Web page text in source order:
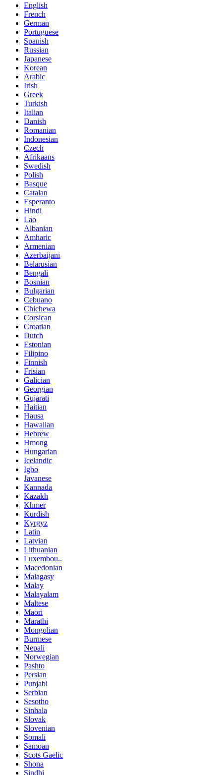
English
French
German
Portuguese
Spanish
Russian
Japanese
Korean
Arabic
Irish
Greek
Turkish
Italian
Danish
Romanian
Indonesian
Czech
Afrikaans
Swedish
Polish
Basque
Catalan
Esperanto
Hindi
Lao
Albanian
Amharic
Armenian
Azerbaijani
Belarusian
Bengali
Bosnian
Bulgarian
Cebuano
Chichewa
Corsican
Croatian
Dutch
Estonian
Filipino
Finnish
Frisian
Galician
Georgian
Gujarati
Haitian
Hausa
Hawaiian
Hebrew
Hmong
Hungarian
Icelandic
Igbo
Javanese
Kannada
Kazakh
Khmer
Kurdish
Kyrgyz
Latin
Latvian
Lithuanian
Luxembou..
Macedonian
Malagasy
Malay
Malayalam
Maltese
Maori
Marathi
Mongolian
Burmese
Nepali
Norwegian
Pashto
Persian
Punjabi
Serbian
Sesotho
Sinhala
Slovak
Slovenian
Somali
Samoan
Scots Gaelic
Shona
Sindhi